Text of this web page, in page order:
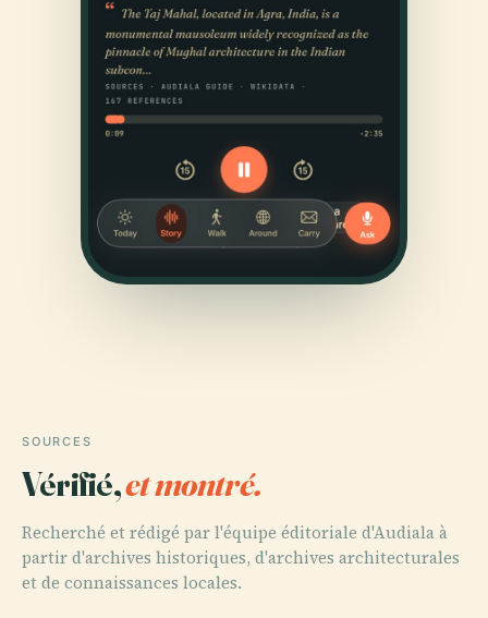
SOURCES
Vérifié,et montré.
Recherché et rédigé par l'équipe éditoriale d'Audiala à
partir d'archives historiques, d'archives architecturales
et de connaissances locales.